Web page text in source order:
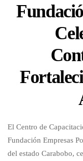
El Centro de
Fundación Empresas
del estado Carabobo,